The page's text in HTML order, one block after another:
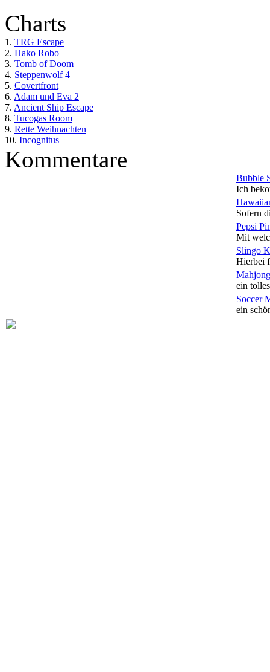
Charts
1. TRG Escape
2. Hako Robo
3. Tomb of Doom
4. Steppenwolf 4
5. Covertfront
6. Adam und Eva 2
7. Ancient Ship Escape
8. Tucogas Room
9. Rette Weihnachten
10. Incognitus
Kommentare
Bubble
Ich
Sofern
Pepsi
Mit
Slingo
Hierbei
ein
Soccer
ein